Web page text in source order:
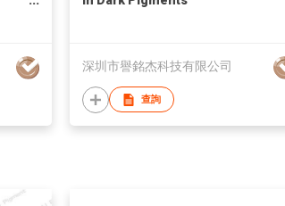
深圳市譽銘杰科技有限公司
查詢